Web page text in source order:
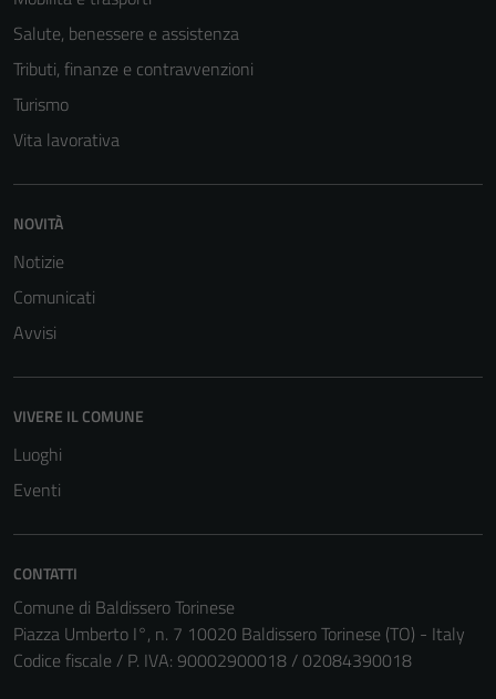
Salute, benessere e assistenza
Tributi, finanze e contravvenzioni
Turismo
Vita lavorativa
NOVITÀ
Notizie
Comunicati
Avvisi
VIVERE IL COMUNE
Luoghi
Eventi
CONTATTI
Comune di Baldissero Torinese
Piazza Umberto I°, n. 7 10020 Baldissero Torinese (TO) - Italy
Codice fiscale / P. IVA: 90002900018 / 02084390018